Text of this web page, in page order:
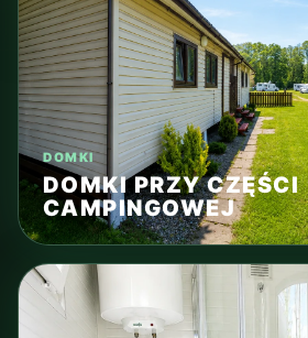
DOMKI
DOMKI PRZY CZĘŚCI
CAMPINGOWEJ